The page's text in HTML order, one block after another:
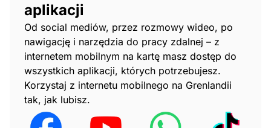
aplikacji
Od social mediów, przez rozmowy wideo, po
nawigację i narzędzia do pracy zdalnej – z
internetem mobilnym na kartę masz dostęp do
wszystkich aplikacji, których potrzebujesz.
Korzystaj z internetu mobilnego na Grenlandii
tak, jak lubisz.